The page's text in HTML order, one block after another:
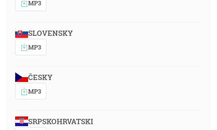
MP3
SLOVENSKY
MP3
ČESKY
MP3
SRPSKOHRVATSKI